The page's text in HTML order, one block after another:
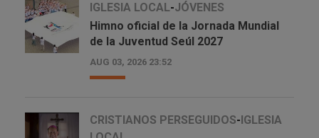
IGLESIA LOCAL-JÓVENES
Himno oficial de la Jornada Mundial
de la Juventud Seúl 2027
AUG 03, 2026 23:52
CRISTIANOS PERSEGUIDOS-IGLESIA